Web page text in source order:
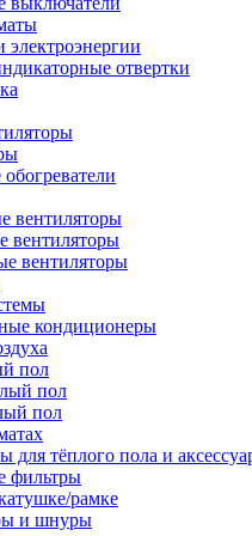
отвертки
вентиляторы
вентиляторы
вентиляторы
кондиционеры
пол
пол
пол
для тёплого пола и
фильтры
рамке
и шнуры